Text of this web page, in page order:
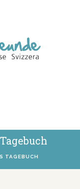
TAGEBUCH